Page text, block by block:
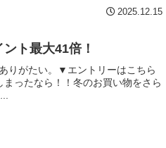
2025.12.15
ト最大41倍！
りがたい。▼エントリーはこちら
ったなら！！冬のお買い物をさら